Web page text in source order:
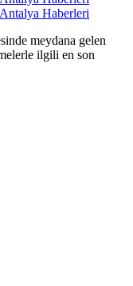
meydana gelen
ilgili en son